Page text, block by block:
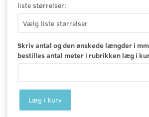
liste størrelser:
Skriv antal og den ønskede længder i
bestilles antal meter i rubrikken læg i
Læg i kurv